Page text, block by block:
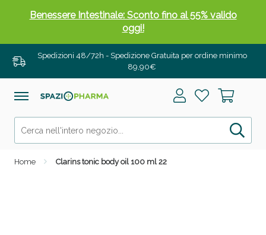
Spedizioni 48/72h - Spedizione Gratuita per ordine minimo
89,90€
Home Clarins tonic body oil 100 ml 22
Benessere Intestinale: Sconto fino al 55% valido
oggi!